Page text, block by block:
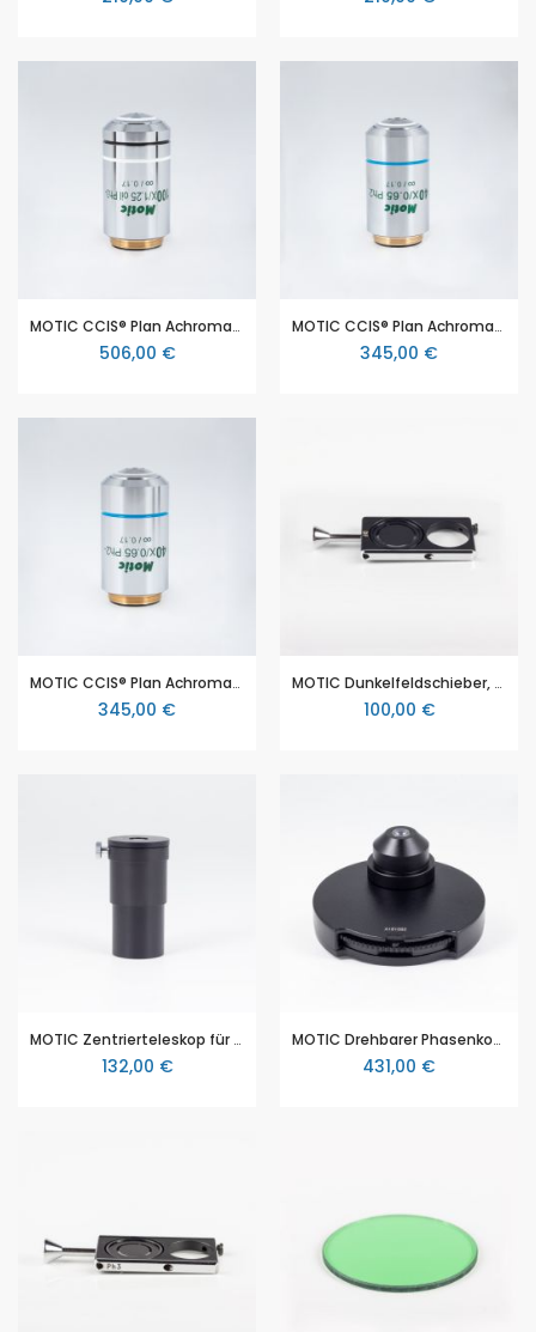
MOTIC CCIS® Plan Achromat Phasen Objektiv EC-H PL Ph 100X/1.25 (Feder/Öl) (AA=0.15mm), negativer Phasenkontrast
506,00 €
MOTIC CCIS® Plan Achromat Phasen Objektiv EC-H PL Ph 40X/0.65 (Feder) (AA=0.5mm), positiver Phasenkontrast
345,00 €
MOTIC CCIS® Plan Achromat Phasen Objektiv EC-H PL Ph 40X/0.65 (Feder) (AA=0.5mm), negativer Phasenkontrast
345,00 €
MOTIC Dunkelfeldschieber, einfach, 4X-40X
100,00 €
MOTIC Zentrierteleskop für Phasenkontrast
132,00 €
MOTIC Drehbarer Phasenkontrast-Kondensor, 5-fach (Hell-, Dunkelfeld, PH1, PH2, PH3)
431,00 €